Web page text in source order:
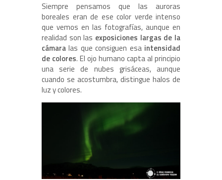
Siempre pensamos que las auroras
boreales eran de ese color verde intenso
que vemos en las fotografías, aunque en
realidad son las exposiciones largas de la
cámara las que consiguen esa intensidad
de colores. El ojo humano capta al principio
una serie de nubes grisáceas, aunque
cuando se acostumbra, distingue halos de
luz y colores.